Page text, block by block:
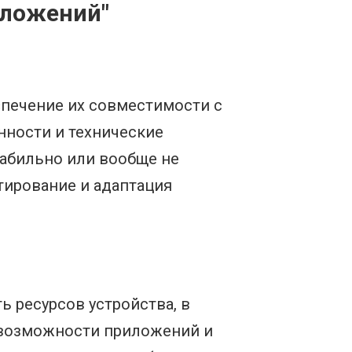
их совместимости с
и технические
или вообще не
и адаптация
устройства, в
приложений и